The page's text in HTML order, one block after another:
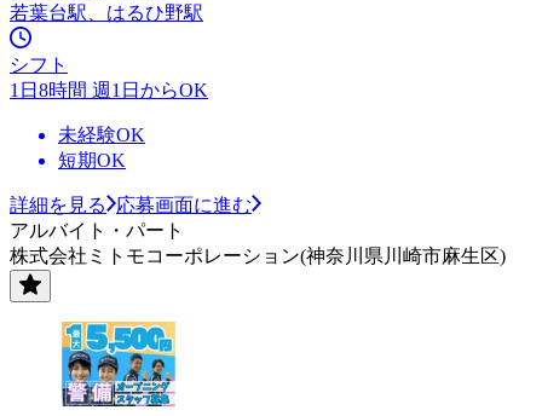
若葉台駅、はるひ野駅
シフト
1日8時間 週1日からOK
未経験OK
短期OK
詳細を見る
応募画面に進む
アルバイト・パート
株式会社ミトモコーポレーション(神奈川県川崎市麻生区)